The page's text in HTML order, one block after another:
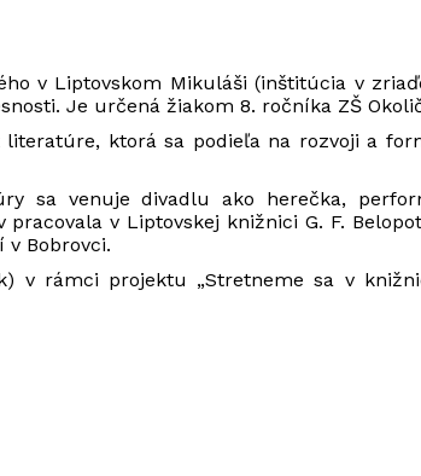
v Liptovskom Mikuláši (inštitúcia v
Je určená žiakom 8. ročníka ZŠ
ktorá sa podieľa na rozvoji a
sa venuje divadlu ako herečka,
v Liptovskej knižnici G. F.
Bobrovci.
v rámci projektu „Stretneme sa v